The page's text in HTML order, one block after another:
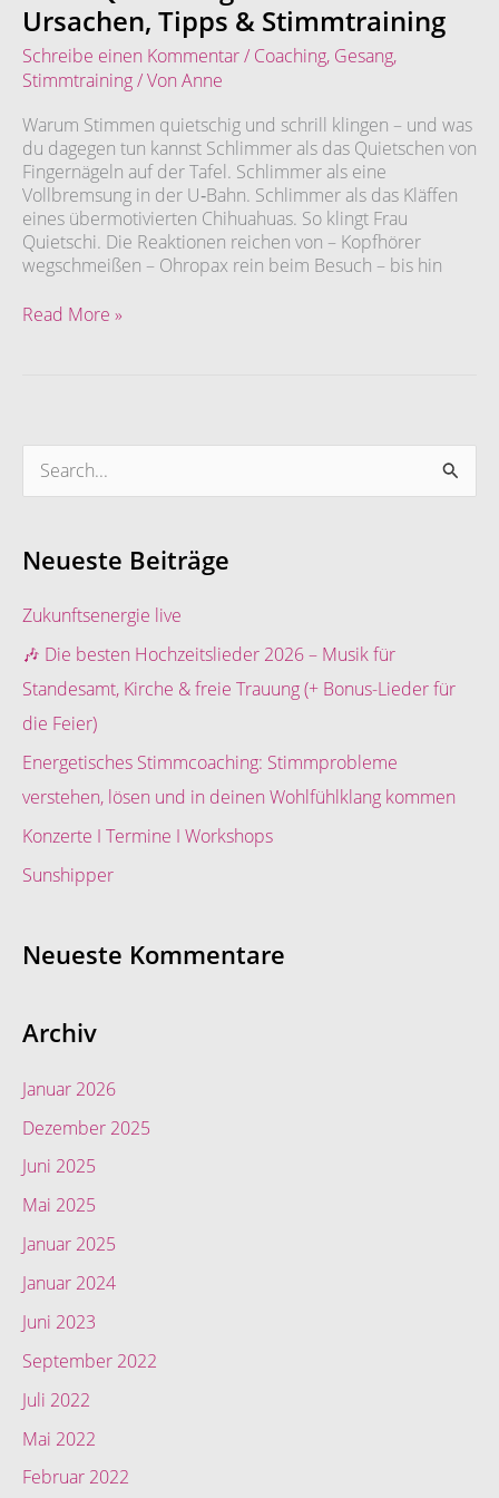
Ursachen, Tipps & Stimmtraining
Schreibe einen Kommentar/ Coaching, Gesang,
Stimmtraining/ Von Anne
Warum Stimmen quietschig und schrill klingen – und was
du dagegen tun kannst Schlimmer als das Quietschen von
Fingernägeln auf der Tafel. Schlimmer als eine
Vollbremsung in der U‑Bahn. Schlimmer als das Kläffen
eines übermotivierten Chihuahuas. So klingt Frau
Quietschi. Die Reaktionen reichen von – Kopfhörer
wegschmeißen – Ohropax rein beim Besuch – bis hin
und
zwei
Ohropax
bitte!
Stimme?
Ursachen,
Tipps
&
Stimmtraining
Read More »
h
e
n
n
a
c
Neueste Beiträge
Zukunftsenergie live
🎶 Die besten Hochzeitslieder 2026 – Musik für
Standesamt, Kirche & freie Trauung (+ Bonus-Lieder für
die Feier)
Energetisches Stimmcoaching: Stimmprobleme
verstehen, lösen und in deinen Wohlfühlklang kommen
Konzerte I Termine I Workshops
Sunshipper
Neueste Kommentare
Archiv
Januar 2026
Dezember 2025
Juni 2025
Mai 2025
Januar 2025
Januar 2024
Juni 2023
September 2022
Juli 2022
Mai 2022
Februar 2022